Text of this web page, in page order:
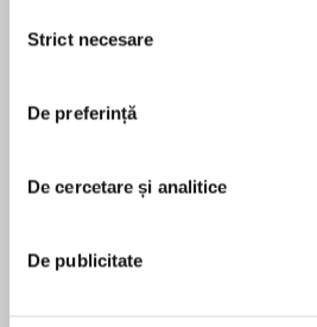
consimțământului
Strict necesare
De preferință
De cercetare și analitice
De publicitate
răsturnată se
regim politic în mai multe
oamenii de valoare din
schingiuiţi, omorâţi. Sau
Persoane structural cinstite,
bun-simț, sperau ca prin
participare corectă la
facă parte din elită, încep să
În acest moment nu
pentru această carte